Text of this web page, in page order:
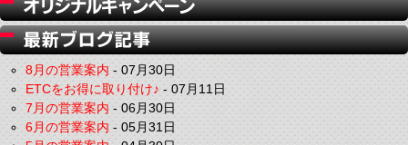
8月の営業案内-07月30日
ETCをお得に取り付け♪-07月11日
7月の営業案内-06月30日
6月の営業案内-05月31日